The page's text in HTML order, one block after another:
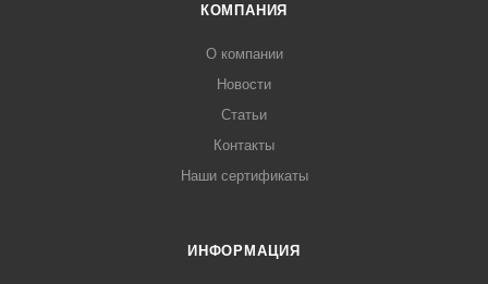
КОМПАНИЯ
О компании
Новости
Статьи
Контакты
Наши сертификаты
ИНФОРМАЦИЯ